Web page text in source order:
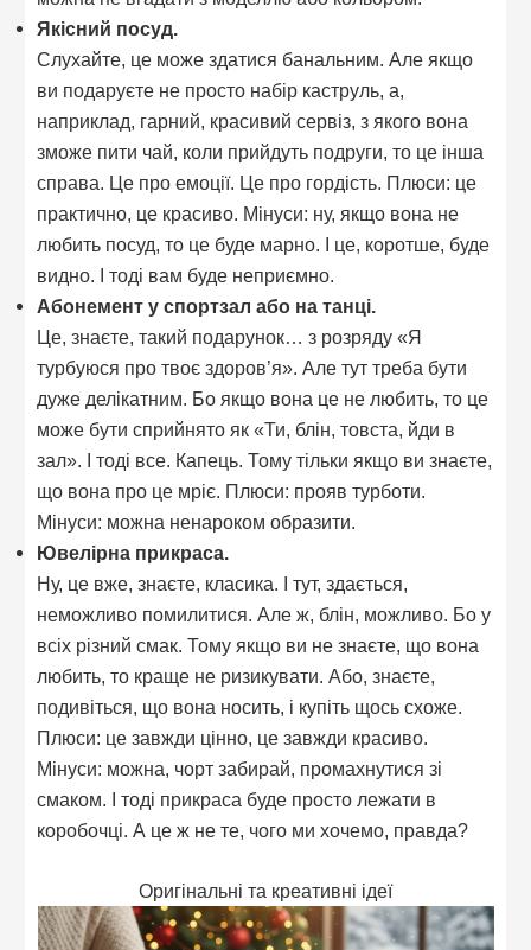
Якісний посуд.
Слухайте, це може здатися банальним. Але якщо
ви подаруєте не просто набір каструль, а,
наприклад, гарний, красивий сервіз, з якого вона
зможе пити чай, коли прийдуть подруги, то це інша
справа. Це про емоції. Це про гордість. Плюси: це
практично, це красиво. Мінуси: ну, якщо вона не
любить посуд, то це буде марно. І це, коротше, буде
видно. І тоді вам буде неприємно.
Абонемент у спортзал або на танці.
Це, знаєте, такий подарунок… з розряду «Я
турбуюся про твоє здоров’я». Але тут треба бути
дуже делікатним. Бо якщо вона це не любить, то це
може бути сприйнято як «Ти, блін, товста, йди в
зал». І тоді все. Капець. Тому тільки якщо ви знаєте,
що вона про це мріє. Плюси: прояв турботи.
Мінуси: можна ненароком образити.
Ювелірна прикраса.
Ну, це вже, знаєте, класика. І тут, здається,
неможливо помилитися. Але ж, блін, можливо. Бо у
всіх різний смак. Тому якщо ви не знаєте, що вона
любить, то краще не ризикувати. Або, знаєте,
подивіться, що вона носить, і купіть щось схоже.
Плюси: це завжди цінно, це завжди красиво.
Мінуси: можна, чорт забирай, промахнутися зі
смаком. І тоді прикраса буде просто лежати в
коробочці. А це ж не те, чого ми хочемо, правда?
Оригінальні та креативні ідеї